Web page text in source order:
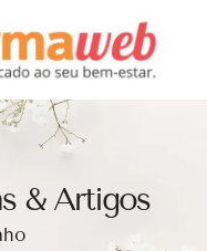
& Artigos